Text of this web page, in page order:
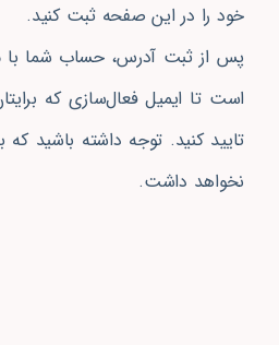
خود را در این صفحه ثبت کنید.
پس از ثبت آدرس، حساب شما با
است تا ایمیل فعال‌سازی که
تایید کنید. توجه داشته باشید
نخواهد داشت.